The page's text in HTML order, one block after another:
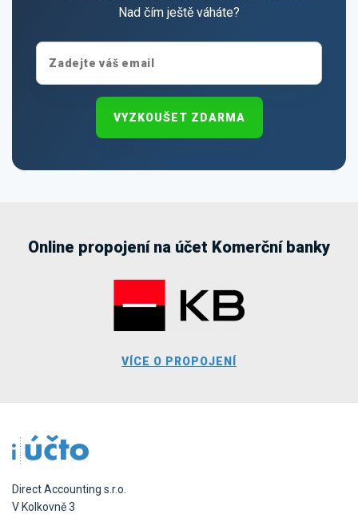
Nad čím ještě váháte?
VYZKOUŠET ZDARMA
Online propojení na účet Komerční banky
VÍCE O PROPOJENÍ
Direct Accounting s.r.o.
V Kolkovně 3